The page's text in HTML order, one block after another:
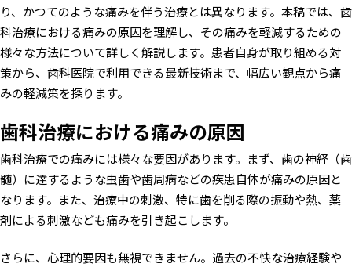
り、かつてのような痛みを伴う治療とは異なります。本稿では、歯
科治療における痛みの原因を理解し、その痛みを軽減するための
様々な方法について詳しく解説します。患者自身が取り組める対
策から、歯科医院で利用できる最新技術まで、幅広い観点から痛
みの軽減策を探ります。
歯科治療における痛みの原因
歯科治療での痛みには様々な要因があります。まず、歯の神経（歯
髄）に達するような虫歯や歯周病などの疾患自体が痛みの原因と
なります。また、治療中の刺激、特に歯を削る際の振動や熱、薬
剤による刺激なども痛みを引き起こします。
さらに、心理的要因も無視できません。過去の不快な治療経験や